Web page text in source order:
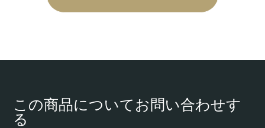
この商品についてお問い合わせす
る